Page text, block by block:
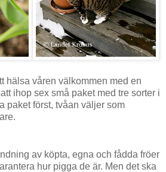
hälsa våren välkommen med en
ihop sex små paket med tre sorter i
paket först, tvåan väljer som
av köpta, egna och fådda fröer
hur pigga de är. Men det ska